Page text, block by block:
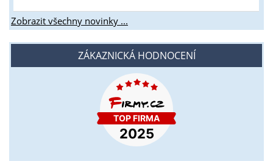
Zobrazit všechny novinky ...
ZÁKAZNICKÁ HODNOCENÍ